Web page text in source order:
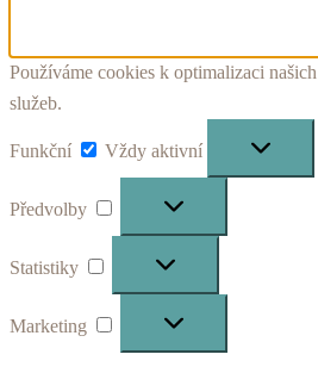
Používáme cookies k optimalizaci
služeb.
Funkční
Vždy aktivní
Předvolby
Statistiky
Marketing